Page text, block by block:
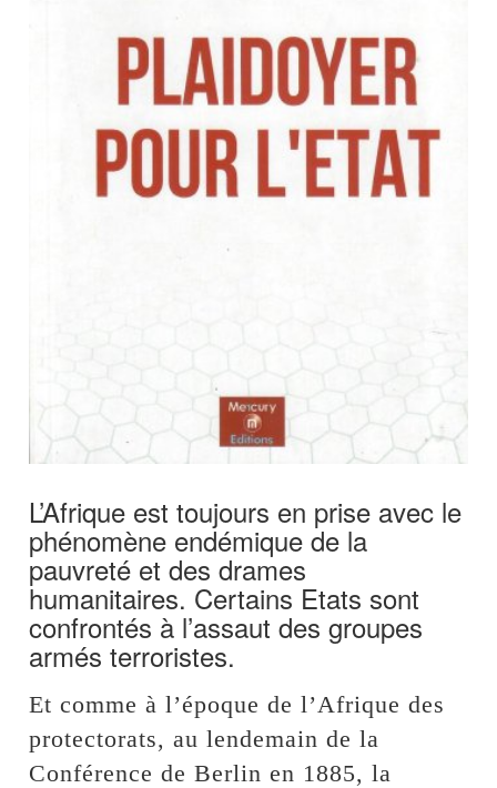
L’Afrique est toujours en prise avec le
phénomène endémique de la
pauvreté et des drames
humanitaires. Certains Etats sont
confrontés à l’assaut des groupes
armés terroristes.
Et comme à l’époque de l’Afrique des
protectorats, au lendemain de la
Conférence de Berlin en 1885, la